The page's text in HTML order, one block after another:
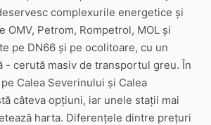
complexurile energetice și
OMV, Petrom, Rompetrol, MOL și
pe DN66 și pe ocolitoare, cu un
- cerută masiv de transportul greu. În
Calea Severinului și Calea
câteva opțiuni, iar unele stații mai
harta. Diferențele dintre prețuri